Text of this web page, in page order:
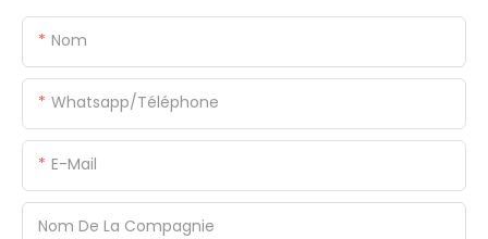
Nom
Whatsapp/Téléphone
E-Mail
Nom De La Compagnie